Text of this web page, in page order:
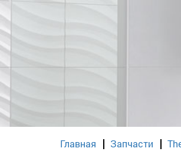
Главная Запчасти